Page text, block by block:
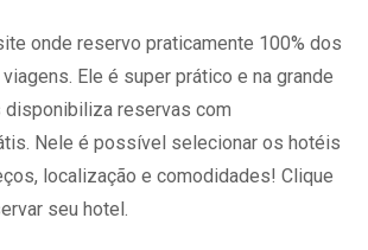
onde reservo praticamente 100% dos
Ele é super prático e na grande
reservas com
Nele é possível selecionar os hotéis
localização e comodidades! Clique
seu hotel.